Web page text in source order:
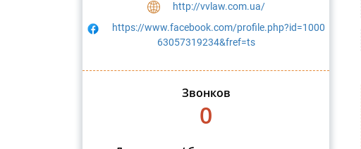
http://vvlaw.com.ua/
https://www.facebook.com/profile.php?id=1000
63057319234&fref=ts
Звонков
0